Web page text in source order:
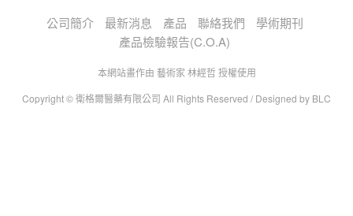
公司簡介 最新消息 產品 聯絡我們
學術期刊
產品檢驗報告(C.O.A)
本網站畫作由 藝術家 林經哲 授權使用
Copyright © 衛格爾醫藥有限公司 All Rights Reserved / Designed by BLC